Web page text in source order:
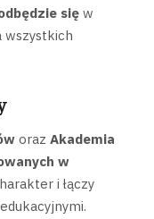
się w
wszystkich
oraz Akademia
w
i łączy